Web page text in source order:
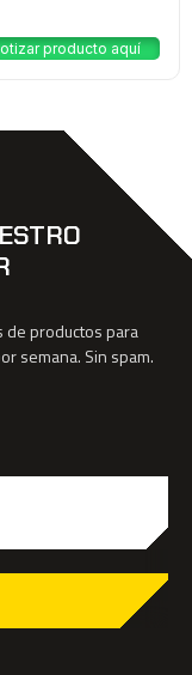
producto aquí
de productos para
semana. Sin spam.